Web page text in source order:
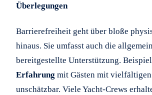
Überlegungen
Barrierefreiheit geht über bloße
hinaus. Sie umfasst auch die
bereitgestellte Unterstützung.
Erfahrung mit Gästen mit
unschätzbar. Viele Yacht-Crews